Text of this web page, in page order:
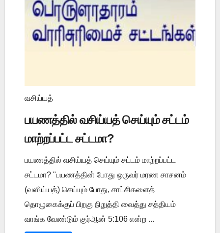
வசிய்யத்
பயணத்தில் வசிய்யத் செய்யும் சட்டம்
மாற்றப்பட்ட சட்டமா?
பயணத்தில் வசிய்யத் செய்யும் சட்டம் மாற்றப்பட்ட
சட்டமா? "பயணத்தின் போது ஒருவர் மரண சாசனம்
(வஸிய்யத்) செய்யும் போது, சாட்சிகளைத்
தொழுகைக்குப் பிறகு நிறுத்தி வைத்து சத்தியம்
வாங்க வேண்டும் குர்ஆன் 5:106 என்ற ...